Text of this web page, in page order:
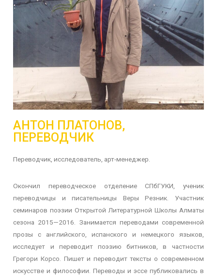
АНТОН ПЛАТОНОВ,
ПЕРЕВОДЧИК
Переводчик, исследователь, арт-менеджер.
Окончил переводческое отделение СПбГУКИ, ученик
переводчицы и писательницы Веры Резник. Участник
семинаров поэзии Открытой Литературной Школы Алматы
сезона 2015—2016. Занимается переводами современной
прозы с английского, испанского и немецкого языков,
исследует и переводит поэзию битников, в частности
Грегори Корсо. Пишет и переводит тексты о современном
искусстве и философии. Переводы и эссе публиковались в